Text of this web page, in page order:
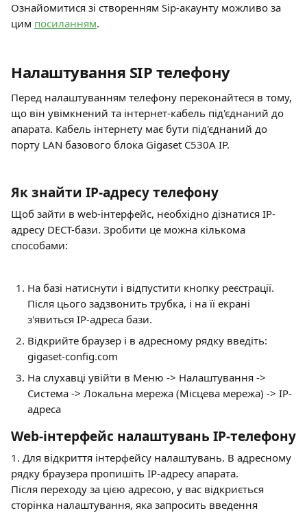
Ознайомитися зі створенням Sip-акаунту можливо за
цим посиланням.
Налаштування SIP телефону
Перед налаштуванням телефону переконайтеся в тому,
що він увімкнений та інтернет-кабель під'єднаний до
апарата. Кабель інтернету має бути під'єднаний до
порту LAN базового блока Gigaset C530A IP.
Як знайти IP-адресу телефону
Щоб зайти в web-інтерфейс, необхідно дізнатися IP-
адресу DECT-бази. Зробити це можна кількома
способами:
На базі натиснути і відпустити кнопку реєстрації.
Після цього задзвонить трубка, і на її екрані
з'явиться IP-адреса бази.
Відкрийте браузер і в адресному рядку введіть:
gigaset-config.com
На слухавці увійти в Меню -> Налаштування ->
Система -> Локальна мережа (Місцева мережа) -> IP-
адреса
Web-інтерфейс налаштувань IP-телефону
1. Для відкриття інтерфейсу налаштувань. В адресному
рядку браузера пропишіть IP-адресу апарата.
Після переходу за цією адресою, у вас відкриється
сторінка налаштування, яка запросить введення